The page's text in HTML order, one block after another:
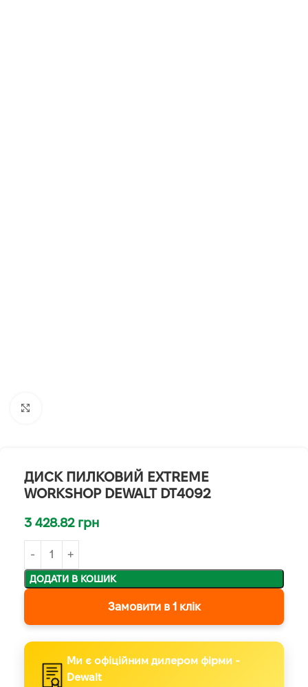
ДИСК ПИЛКОВИЙ EXTREME
WORKSHOP DEWALT DT4092
3 428.82 грн
ДОДАТИ В КОШИК
Замовити в 1 клік
Ми є офіційним дилером фірми -
Dewalt